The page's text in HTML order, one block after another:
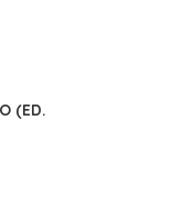
(ED.